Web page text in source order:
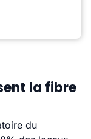
la fibre
du